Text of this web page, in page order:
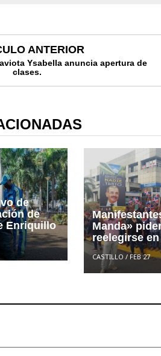
ANTERIOR
Ysabella anuncia apertura de
clases.
de
de
Enriquillo
Manda»
reelegirse en
CASTILLO / FEB 27